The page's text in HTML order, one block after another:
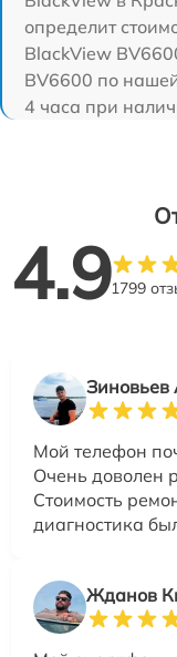
определит
BlackView
BV6600 по
4 часа при
4.91799
Зиновьев
Мой телефон
Очень доволен
Стоимость
диагностика
Жданов